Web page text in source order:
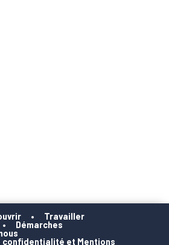
Travailler
Démarches
confidentialité et Mentions